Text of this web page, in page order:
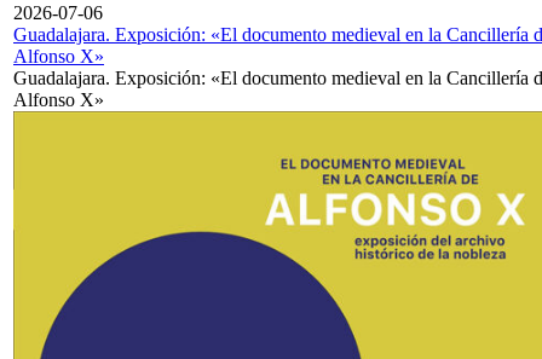
2026-07-06
Guadalajara. Exposición: «El documento medieval en la Cancillería
Alfonso X»
Guadalajara. Exposición: «El documento medieval en la Cancillería
Alfonso X»